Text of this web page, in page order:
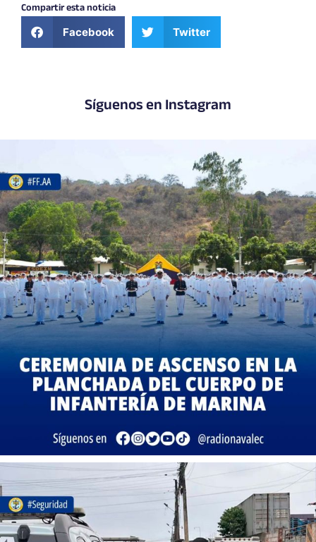
Compartir esta noticia
Facebook Twitter
Síguenos en Instagram